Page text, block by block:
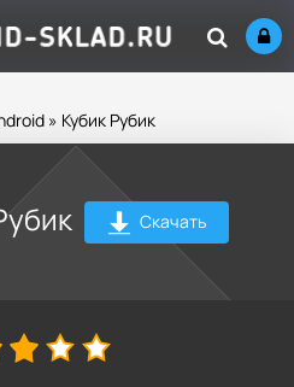
» Кубик Рубик
Скачать